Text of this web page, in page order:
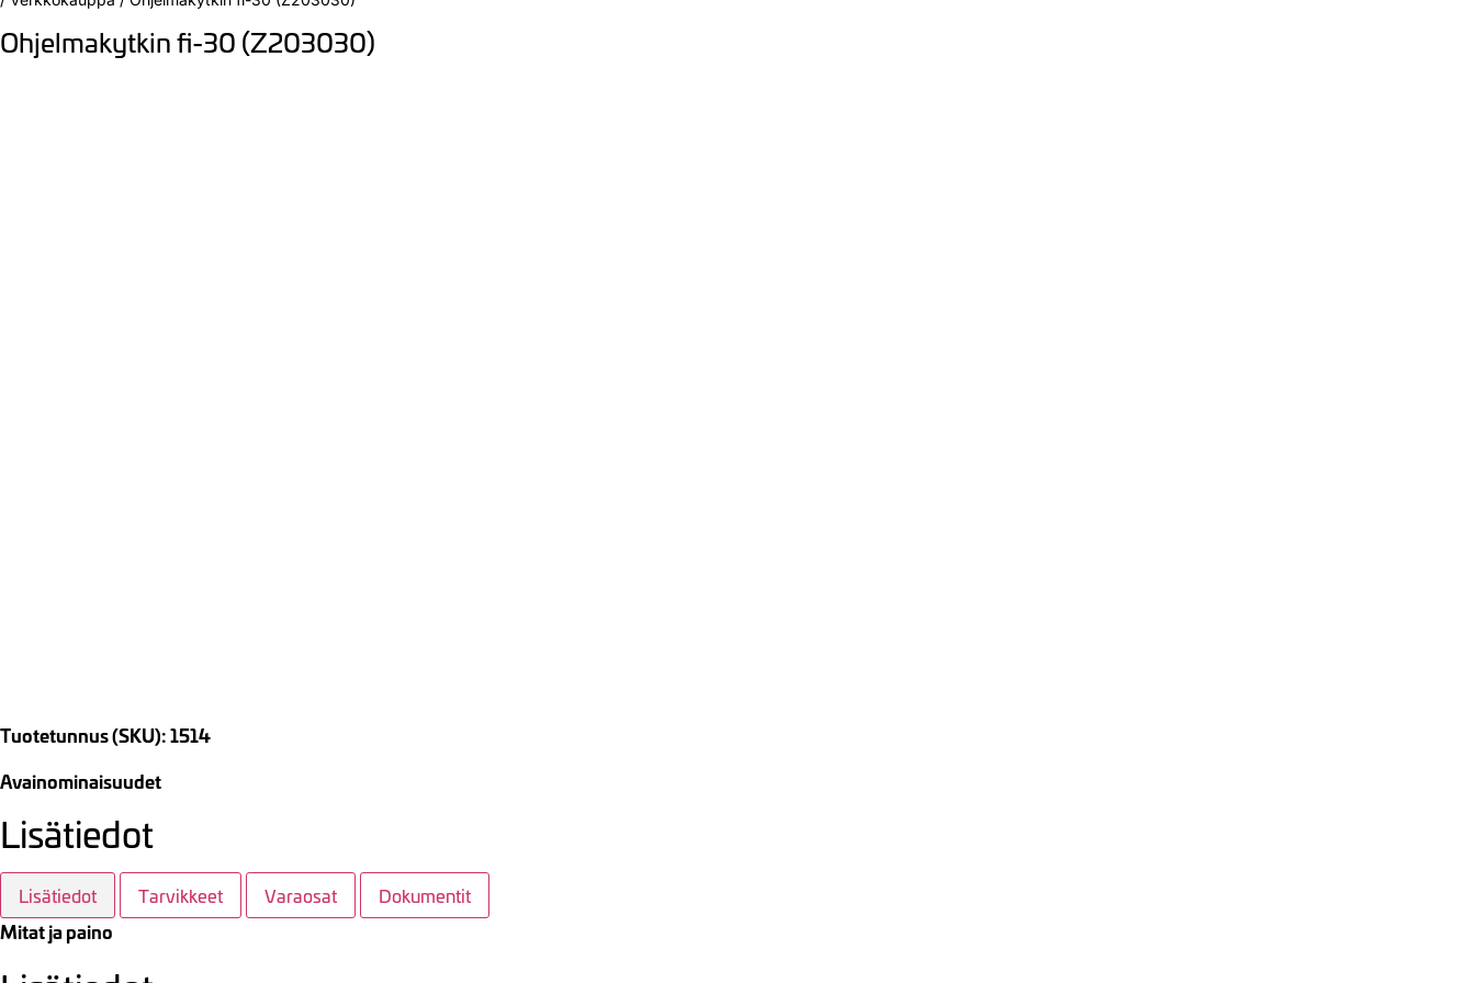
Ohjelmakytkin fi-30 (Z203030)
Tuotetunnus (SKU): 1514
Avainominaisuudet
Lisätiedot
Lisätiedot Tarvikkeet Varaosat Dokumentit
Mitat ja paino